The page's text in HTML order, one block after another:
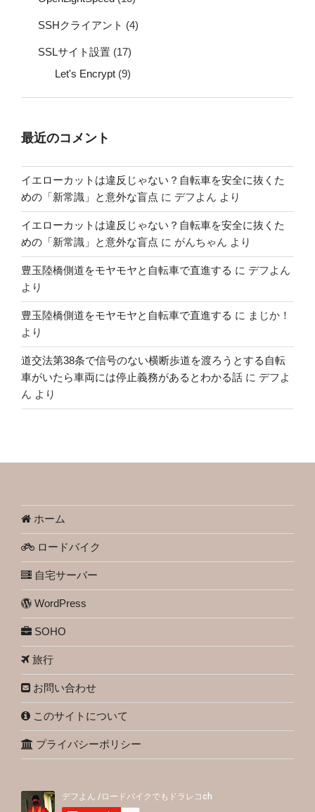
SSHクライアント (4)
SSLサイト設置 (17)
Let's Encrypt (9)
最近のコメント
イエローカットは違反じゃない？自転車を安全に抜くた
めの「新常識」と意外な盲点 に デフよん より
イエローカットは違反じゃない？自転車を安全に抜くた
めの「新常識」と意外な盲点 に がんちゃん より
豊玉陸橋側道をモヤモヤと自転車で直進する に デフよん
より
豊玉陸橋側道をモヤモヤと自転車で直進する に まじか！
より
道交法第38条で信号のない横断歩道を渡ろうとする自転
車がいたら車両には停止義務があるとわかる話 に デフよ
ん より
ホーム
ロードバイク
自宅サーバー
WordPress
SOHO
旅行
お問い合わせ
このサイトについて
プライバシーポリシー